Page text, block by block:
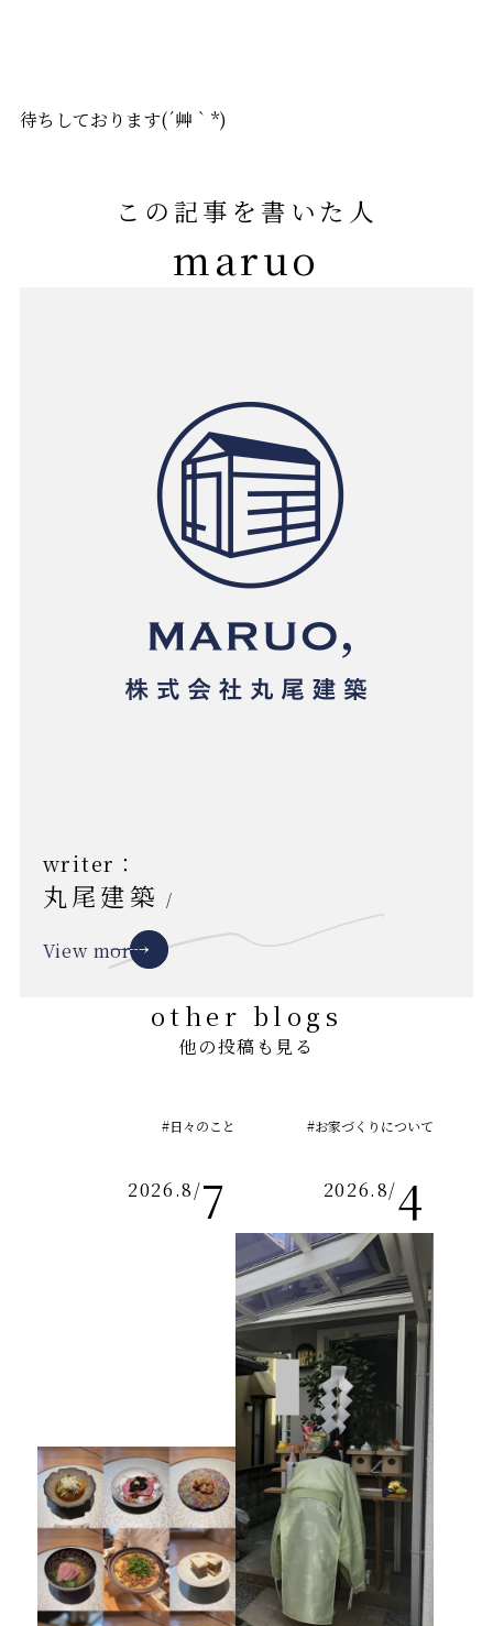
待ちしております(´艸｀*)
この記事を書いた人
maruo
writer：
丸尾建築 /
View more
other blogs
他の投稿も見る
2026.8/7
#日々のこと
2026.8/4
#お家づくりについて